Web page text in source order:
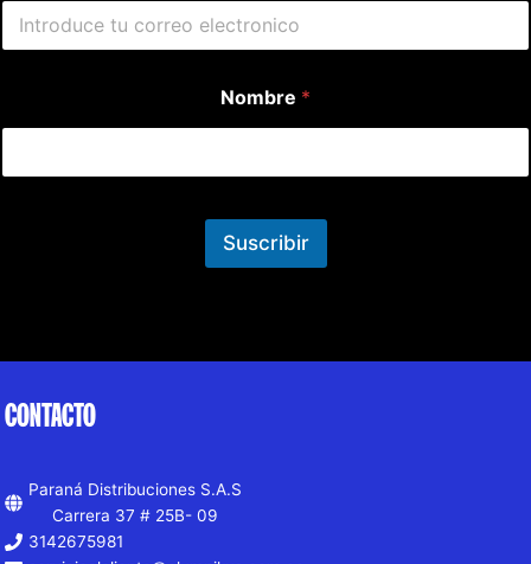
Nombre *
Suscribir
CONTACTO
Paraná Distribuciones S.A.S
Carrera 37 # 25B- 09
3142675981